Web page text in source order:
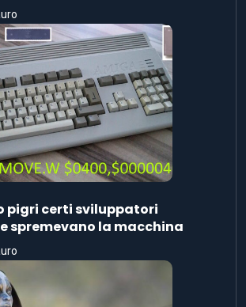
pigri certi sviluppatori
spremevano la macchina